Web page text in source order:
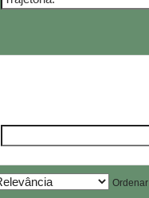
Ordenar